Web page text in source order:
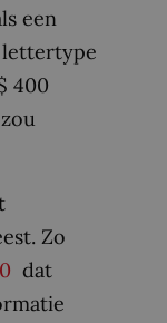
een
400
Zo
dat